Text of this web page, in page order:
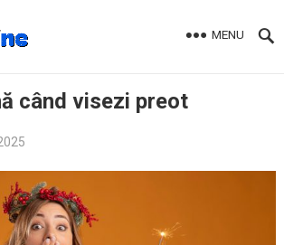
MENU
când visezi preot